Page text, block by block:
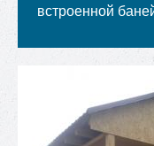
встроенной